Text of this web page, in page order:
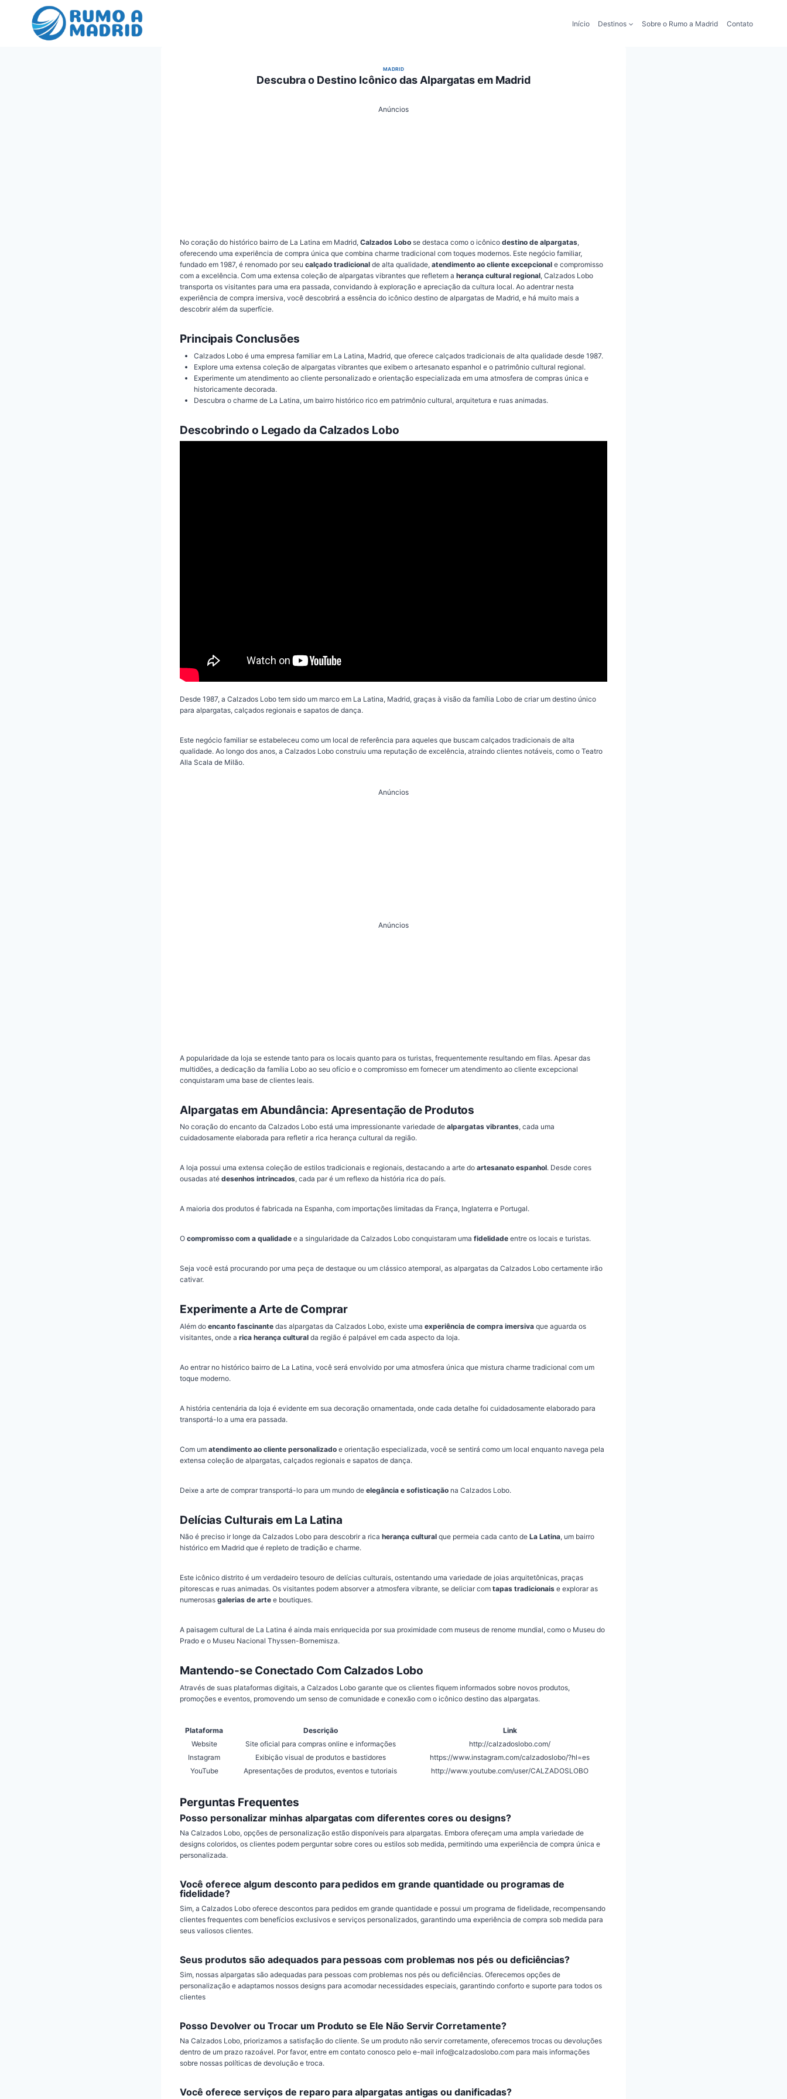
Início Destinos Sobre o Rumo a Madrid Contato
MADRID
Descubra o Destino Icônico das Alpargatas em Madrid
Anúncios
No coração do histórico bairro de La Latina em Madrid, Calzados Lobo se destaca como o icônico destino de alpargatas,
oferecendo uma experiência de compra única que combina charme tradicional com toques modernos. Este negócio familiar,
fundado em 1987, é renomado por seu calçado tradicional de alta qualidade, atendimento ao cliente excepcional e compromisso
com a excelência. Com uma extensa coleção de alpargatas vibrantes que refletem a herança cultural regional, Calzados Lobo
transporta os visitantes para uma era passada, convidando à exploração e apreciação da cultura local. Ao adentrar nesta
experiência de compra imersiva, você descobrirá a essência do icônico destino de alpargatas de Madrid, e há muito mais a
descobrir além da superfície.
Principais Conclusões
Calzados Lobo é uma empresa familiar em La Latina, Madrid, que oferece calçados tradicionais de alta qualidade desde 1987.
Explore uma extensa coleção de alpargatas vibrantes que exibem o artesanato espanhol e o patrimônio cultural regional.
Experimente um atendimento ao cliente personalizado e orientação especializada em uma atmosfera de compras única e
historicamente decorada.
Descubra o charme de La Latina, um bairro histórico rico em patrimônio cultural, arquitetura e ruas animadas.
Descobrindo o Legado da Calzados Lobo
Desde 1987, a Calzados Lobo tem sido um marco em La Latina, Madrid, graças à visão da família Lobo de criar um destino único
para alpargatas, calçados regionais e sapatos de dança.
Este negócio familiar se estabeleceu como um local de referência para aqueles que buscam calçados tradicionais de alta
qualidade. Ao longo dos anos, a Calzados Lobo construiu uma reputação de excelência, atraindo clientes notáveis, como o Teatro
Alla Scala de Milão.
Anúncios
Anúncios
A popularidade da loja se estende tanto para os locais quanto para os turistas, frequentemente resultando em filas. Apesar das
multidões, a dedicação da família Lobo ao seu ofício e o compromisso em fornecer um atendimento ao cliente excepcional
conquistaram uma base de clientes leais.
Alpargatas em Abundância: Apresentação de Produtos
No coração do encanto da Calzados Lobo está uma impressionante variedade de alpargatas vibrantes, cada uma
cuidadosamente elaborada para refletir a rica herança cultural da região.
A loja possui uma extensa coleção de estilos tradicionais e regionais, destacando a arte do artesanato espanhol. Desde cores
ousadas até desenhos intrincados, cada par é um reflexo da história rica do país.
A maioria dos produtos é fabricada na Espanha, com importações limitadas da França, Inglaterra e Portugal.
O compromisso com a qualidade e a singularidade da Calzados Lobo conquistaram uma fidelidade entre os locais e turistas.
Seja você está procurando por uma peça de destaque ou um clássico atemporal, as alpargatas da Calzados Lobo certamente irão
cativar.
Experimente a Arte de Comprar
Além do encanto fascinante das alpargatas da Calzados Lobo, existe uma experiência de compra imersiva que aguarda os
visitantes, onde a rica herança cultural da região é palpável em cada aspecto da loja.
Ao entrar no histórico bairro de La Latina, você será envolvido por uma atmosfera única que mistura charme tradicional com um
toque moderno.
A história centenária da loja é evidente em sua decoração ornamentada, onde cada detalhe foi cuidadosamente elaborado para
transportá-lo a uma era passada.
Com um atendimento ao cliente personalizado e orientação especializada, você se sentirá como um local enquanto navega pela
extensa coleção de alpargatas, calçados regionais e sapatos de dança.
Deixe a arte de comprar transportá-lo para um mundo de elegância e sofisticação na Calzados Lobo.
Delícias Culturais em La Latina
Não é preciso ir longe da Calzados Lobo para descobrir a rica herança cultural que permeia cada canto de La Latina, um bairro
histórico em Madrid que é repleto de tradição e charme.
Este icônico distrito é um verdadeiro tesouro de delícias culturais, ostentando uma variedade de joias arquitetônicas, praças
pitorescas e ruas animadas. Os visitantes podem absorver a atmosfera vibrante, se deliciar com tapas tradicionais e explorar as
numerosas galerias de arte e boutiques.
A paisagem cultural de La Latina é ainda mais enriquecida por sua proximidade com museus de renome mundial, como o Museu do
Prado e o Museu Nacional Thyssen-Bornemisza.
Mantendo-se Conectado Com Calzados Lobo
Através de suas plataformas digitais, a Calzados Lobo garante que os clientes fiquem informados sobre novos produtos,
promoções e eventos, promovendo um senso de comunidade e conexão com o icônico destino das alpargatas.
Plataforma Descrição
Link
Website
Site oficial para compras online e informações
http://calzadoslobo.com/
Instagram
Exibição visual de produtos e bastidores
https://www.instagram.com/calzadoslobo/?hl=es
YouTube
Apresentações de produtos, eventos e tutoriais http://www.youtube.com/user/CALZADOSLOBO
Perguntas Frequentes
Posso personalizar minhas alpargatas com diferentes cores ou designs?
Na Calzados Lobo, opções de personalização estão disponíveis para alpargatas. Embora ofereçam uma ampla variedade de
designs coloridos, os clientes podem perguntar sobre cores ou estilos sob medida, permitindo uma experiência de compra única e
personalizada.
Você oferece algum desconto para pedidos em grande quantidade ou programas de
fidelidade?
Sim, a Calzados Lobo oferece descontos para pedidos em grande quantidade e possui um programa de fidelidade, recompensando
clientes frequentes com benefícios exclusivos e serviços personalizados, garantindo uma experiência de compra sob medida para
seus valiosos clientes.
Seus produtos são adequados para pessoas com problemas nos pés ou deficiências?
Sim, nossas alpargatas são adequadas para pessoas com problemas nos pés ou deficiências. Oferecemos opções de
personalização e adaptamos nossos designs para acomodar necessidades especiais, garantindo conforto e suporte para todos os
clientes
Posso Devolver ou Trocar um Produto se Ele Não Servir Corretamente?
Na Calzados Lobo, priorizamos a satisfação do cliente. Se um produto não servir corretamente, oferecemos trocas ou devoluções
dentro de um prazo razoável. Por favor, entre em contato conosco pelo e-mail info@calzadoslobo.com para mais informações
sobre nossas políticas de devolução e troca.
Você oferece serviços de reparo para alpargatas antigas ou danificadas?